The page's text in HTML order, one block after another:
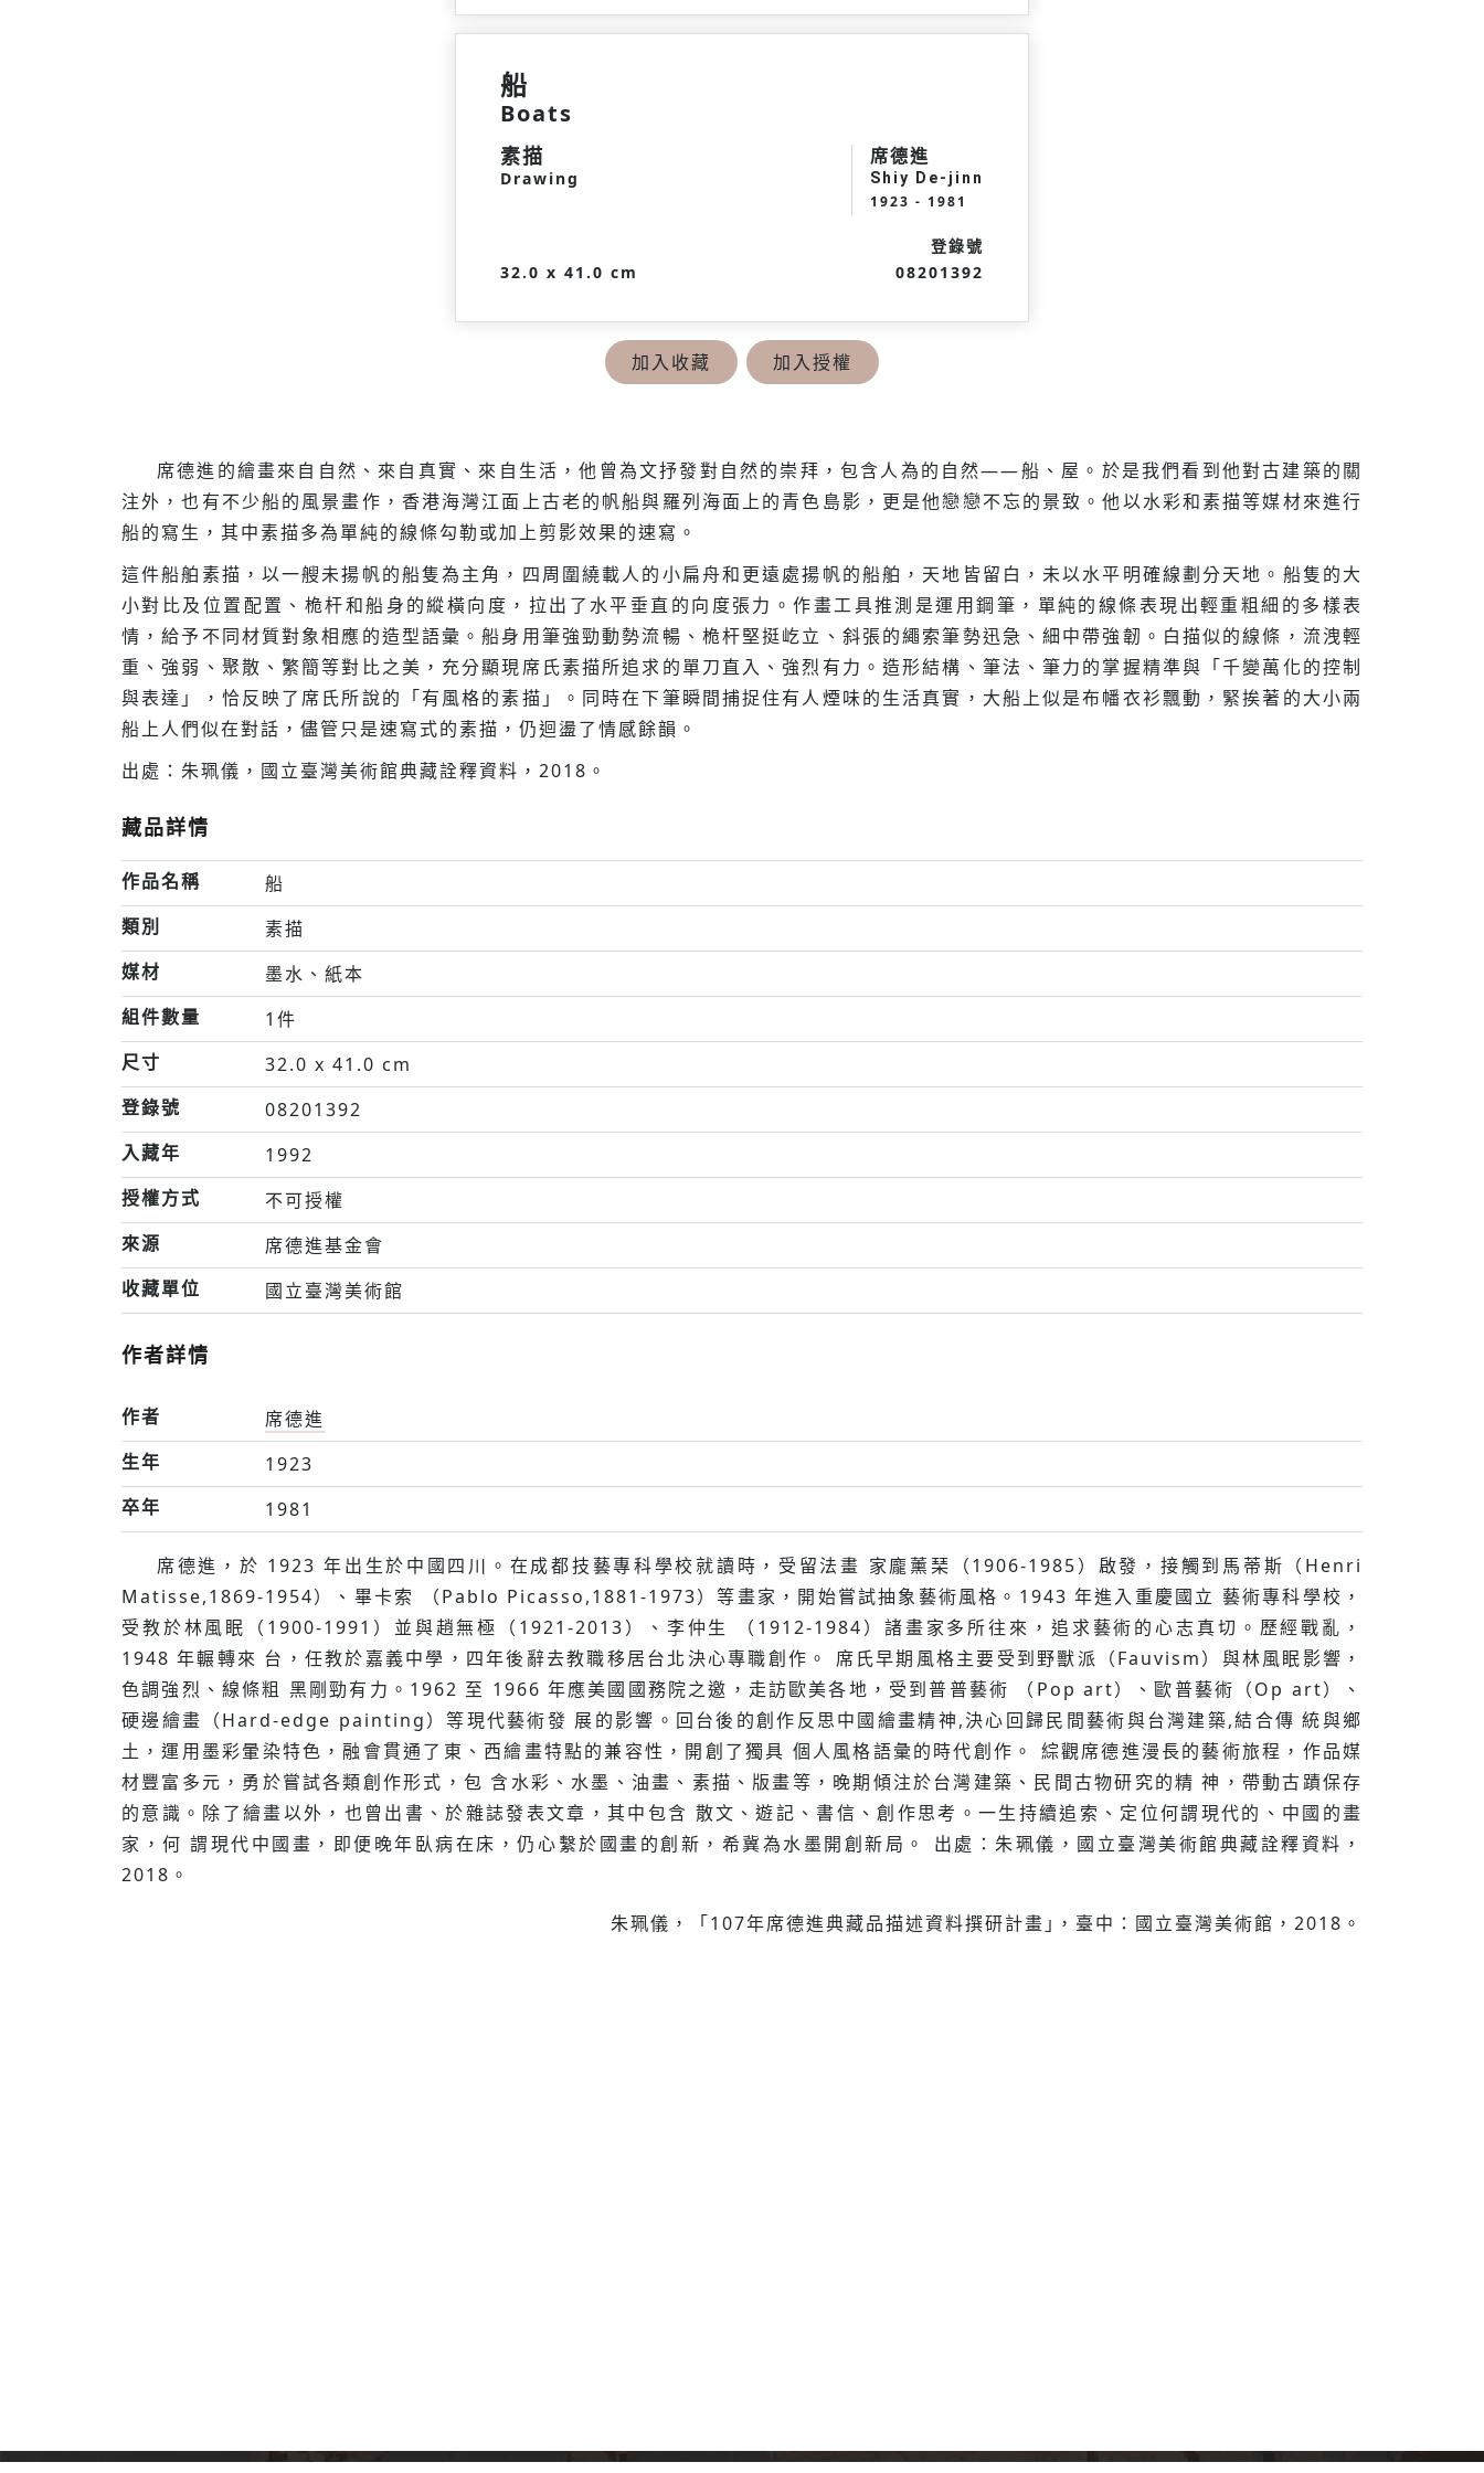
船
Boats
素描
Drawing
席德進
Shiy De-jinn
1923 - 1981
32.0 x 41.0 cm
登錄號
08201392
加入收藏 加入授權
席德進的繪畫來自自然、來自真實、來自生活，他曾為文抒發對自然的崇拜，包含人為的自然——船、屋。於是我們看到他對古建築的關
注外，也有不少船的風景畫作，香港海灣江面上古老的帆船與羅列海面上的青色島影，更是他戀戀不忘的景致。他以水彩和素描等媒材來進行
船的寫生，其中素描多為單純的線條勾勒或加上剪影效果的速寫。
這件船舶素描，以一艘未揚帆的船隻為主角，四周圍繞載人的小扁舟和更遠處揚帆的船舶，天地皆留白，未以水平明確線劃分天地。船隻的大
小對比及位置配置、桅杆和船身的縱橫向度，拉出了水平垂直的向度張力。作畫工具推測是運用鋼筆，單純的線條表現出輕重粗細的多樣表
情，給予不同材質對象相應的造型語彙。船身用筆強勁動勢流暢、桅杆堅挺屹立、斜張的繩索筆勢迅急、細中帶強韌。白描似的線條，流洩輕
重、強弱、聚散、繁簡等對比之美，充分顯現席氏素描所追求的單刀直入、強烈有力。造形結構、筆法、筆力的掌握精準與「千變萬化的控制
與表達」，恰反映了席氏所說的「有風格的素描」。同時在下筆瞬間捕捉住有人煙味的生活真實，大船上似是布幡衣衫飄動，緊挨著的大小兩
船上人們似在對話，儘管只是速寫式的素描，仍迴盪了情感餘韻。
出處：朱珮儀，國立臺灣美術館典藏詮釋資料，2018。
藏品詳情
作品名稱
船
類別
素描
媒材
墨水、紙本
組件數量
1件
尺寸
32.0 x 41.0 cm
登錄號
08201392
入藏年
1992
授權方式
不可授權
來源
席德進基金會
收藏單位
國立臺灣美術館
作者詳情
作者
席德進
生年
1923
卒年
1981
席德進，於 1923 年出⽣於中國四川。在成都技藝專科學校就讀時，受留法畫 家龐薰琹（1906-1985）啟發，接觸到⾺蒂斯（Henri
Matisse,1869-1954）、畢卡索 （Pablo Picasso,1881-1973）等畫家，開始嘗試抽象藝術風格。1943 年進入重慶國⽴ 藝術專科學校，
受教於林風眠（1900-1991）並與趙無極（1921-2013）、李仲⽣ （1912-1984）諸畫家多所往來，追求藝術的⼼志真切。歷經戰亂，
1948 年輾轉來 台，任教於嘉義中學，四年後辭去教職移居台北決⼼專職創作。 席氏早期風格主要受到野獸派（Fauvism）與林風眠影響，
⾊調強烈、線條粗 ⿊剛勁有⼒。1962 至 1966 年應美國國務院之邀，⾛訪歐美各地，受到普普藝術 （Pop art）、歐普藝術（Op art）、
硬邊繪畫（Hard-edge painting）等現代藝術發 展的影響。回台後的創作反思中國繪畫精神,決⼼回歸民間藝術與台灣建築,結合傳 統與鄉
⼟，運⽤墨彩暈染特⾊，融會貫通了東、西繪畫特點的兼容性，開創了獨具 個⼈風格語彙的時代創作。 綜觀席德進漫長的藝術旅程，作品媒
材豐富多元，勇於嘗試各類創作形式，包 含⽔彩、⽔墨、油畫、素描、版畫等，晚期傾注於台灣建築、民間古物研究的精 神，帶動古蹟保存
的意識。除了繪畫以外，也曾出書、於雜誌發表⽂章，其中包含 散⽂、遊記、書信、創作思考。⼀⽣持續追索、定位何謂現代的、中國的畫
家，何 謂現代中國畫，即便晚年臥病在床，仍⼼繫於國畫的創新，希冀為⽔墨開創新局。 出處：朱珮儀，國立臺灣美術館典藏詮釋資料，
2018。
朱珮儀，「107年席德進典藏品描述資料撰研計畫｣，臺中：國立臺灣美術館，2018。